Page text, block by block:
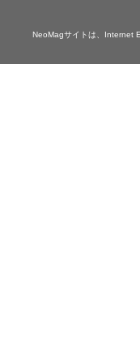
NeoMagサイトは、Internet